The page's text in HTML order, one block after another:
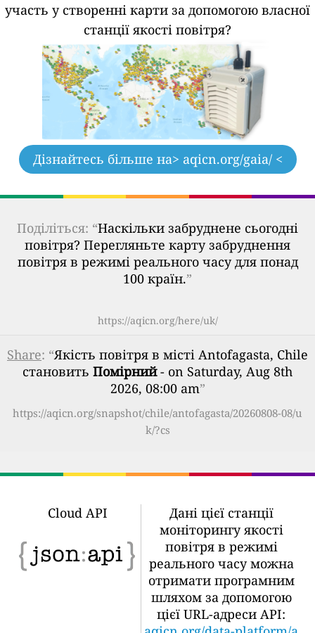
участь у створенні карти за допомогою власної
станції якості повітря?
Дізнайтесь більше на> aqicn.org/gaia/ <
Поділіться: “Наскільки забруднене сьогодні
повітря? Перегляньте карту забруднення
повітря в режимі реального часу для понад
100 країн.”
https://aqicn.org/here/uk/
Share: “Якість повітря в місті Antofagasta, Chile
становить Помірний- on Saturday, Aug 8th
2026, 08:00 am”
https://aqicn.org/snapshot/chile/antofagasta/20260808-08/u
k/?cs
Cloud API
Дані цієї станції
моніторингу якості
повітря в режимі
реального часу можна
отримати програмним
шляхом за допомогою
цієї URL-адреси API: